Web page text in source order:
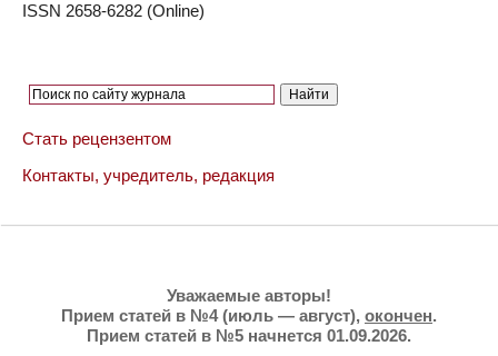
ISSN 2658-6282 (Online)
Стать рецензентом
Контакты, учредитель, редакция
Уважаемые авторы!
Прием статей в №4 (июль — август), окончен.
Прием статей в №5 начнется 01.09.2026.